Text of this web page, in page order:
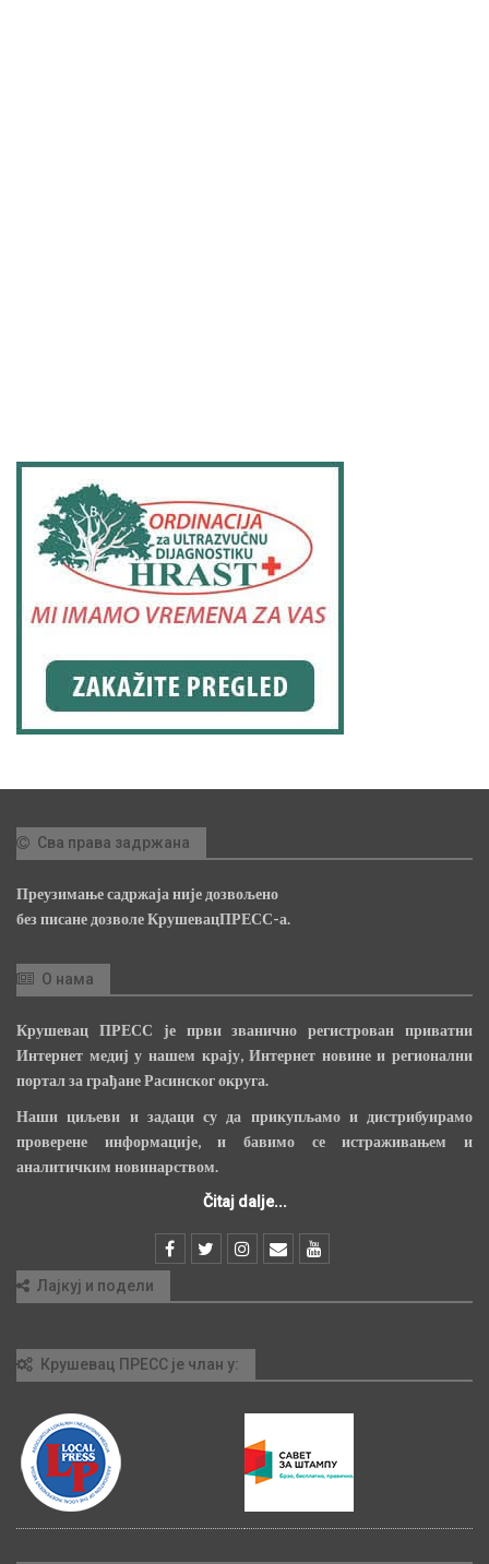
Сва права задржана
Преузимање садржаја није дозвољено
без писане дозволе КрушевацПРЕСС-а.
О нама
Крушевац ПРЕСС је први званично регистрован приватни
Интернет медиј у нашем крају, Интернет новине и регионални
портал за грађане Расинског округа.
Наши циљеви и задаци су да прикупљамо и дистрибуирамо
проверене информације, и бавимо се истраживањем и
аналитичким новинарством.
Čitaj dalje...
Лајкуј и подели
Крушевац ПРЕСС је члан у: